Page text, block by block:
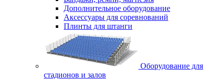
Дополнительное оборудование
Аксессуары для соревнований
Плинты для штанги
Оборудование для
стадионов и залов